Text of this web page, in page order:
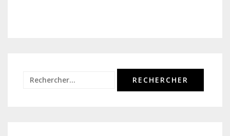
Rechercher :